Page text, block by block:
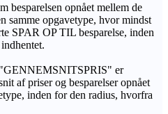
besparelsen opnået mellem de
samme opgavetype, hvor mindst
SPAR OP TIL besparelse, inden
er
af priser og besparelser opnået
inden for den radius, hvorfra